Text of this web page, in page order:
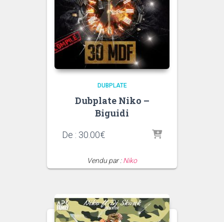
DUBPLATE
Dubplate Niko –
Biguidi
De : 30.00€
Vendu par :Niko